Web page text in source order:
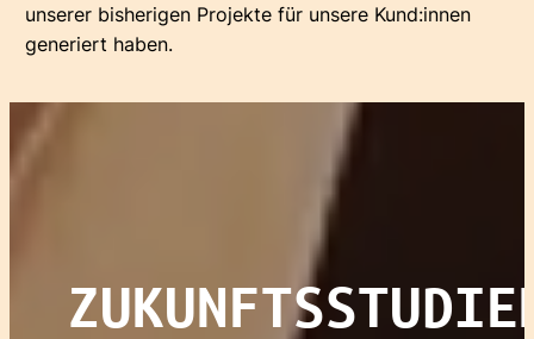
unserer bisherigen Projekte für unsere Kund:innen
generiert haben.